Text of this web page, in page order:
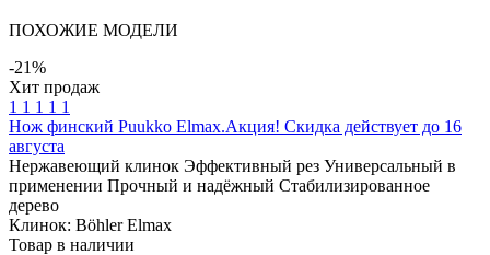
ПОХОЖИЕ МОДЕЛИ
-21%
Хит продаж
1 1 1 1 1
Нож финский Puukko Elmax.Акция! Скидка действует до 16
августа
Нержавеющий клинок Эффективный рез Универсальный в
применении Прочный и надёжный Стабилизированное
дерево
Клинок: Böhler Elmax
Товар в наличии